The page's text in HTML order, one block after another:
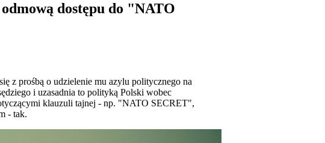
dostępu do "NATO
z prośbą o udzielenie mu azylu politycznego na
i uzasadnia to polityką Polski wobec
klauzuli tajnej - np. "NATO SECRET",
- tak.